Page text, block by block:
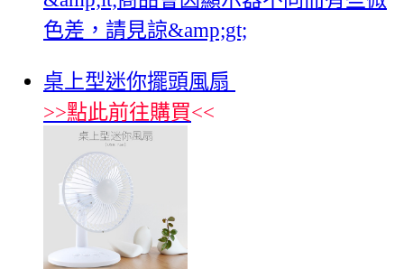
色差，請見諒&amp;gt;
桌上型迷你擺頭風扇
>>點此前往購買<<